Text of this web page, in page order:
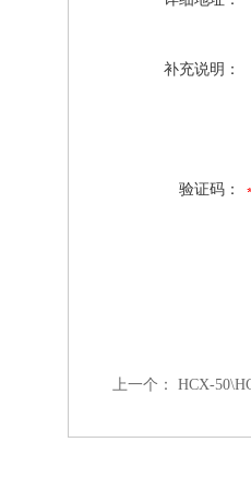
补充说明：
验证码：
上一个： HCX-